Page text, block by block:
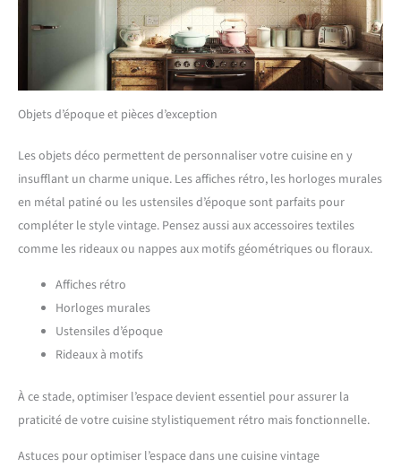
Objets d’époque et pièces d’exception
Les objets déco permettent de personnaliser votre cuisine en y
insufflant un charme unique. Les affiches rétro, les horloges murales
en métal patiné ou les ustensiles d’époque sont parfaits pour
compléter le style vintage. Pensez aussi aux accessoires textiles
comme les rideaux ou nappes aux motifs géométriques ou floraux.
Affiches rétro
Horloges murales
Ustensiles d’époque
Rideaux à motifs
À ce stade, optimiser l’espace devient essentiel pour assurer la
praticité de votre cuisine stylistiquement rétro mais fonctionnelle.
Astuces pour optimiser l’espace dans une cuisine vintage